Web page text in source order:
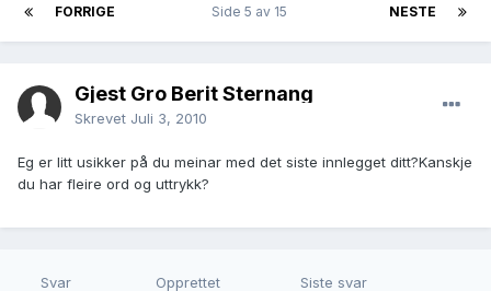
FORRIGE NESTE
Side 5 av 15
Gjest Gro Berit Sternang
Skrevet Juli 3, 2010
Eg er litt usikker på du meinar med det siste innlegget ditt?Kanskje
du har fleire ord og uttrykk?
Svar Opprettet Siste svar